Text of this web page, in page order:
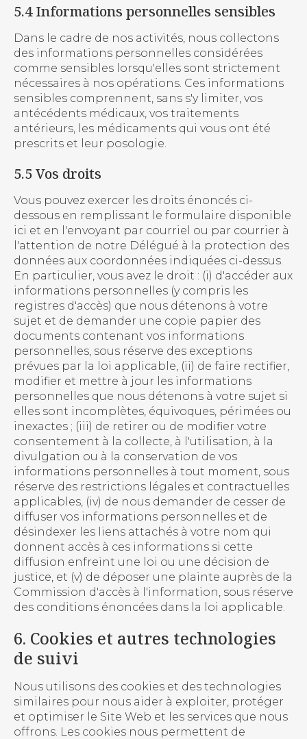
5.4 Informations personnelles sensibles
Dans le cadre de nos activités, nous collectons
des informations personnelles considérées
comme sensibles lorsqu'elles sont strictement
nécessaires à nos opérations. Ces informations
sensibles comprennent, sans s'y limiter, vos
antécédents médicaux, vos traitements
antérieurs, les médicaments qui vous ont été
prescrits et leur posologie.
5.5 Vos droits
Vous pouvez exercer les droits énoncés ci-
dessous en remplissant le formulaire disponible
ici et en l'envoyant par courriel ou par courrier à
l'attention de notre Délégué à la protection des
données aux coordonnées indiquées ci-dessus.
En particulier, vous avez le droit : (i) d'accéder aux
informations personnelles (y compris les
registres d'accès) que nous détenons à votre
sujet et de demander une copie papier des
documents contenant vos informations
personnelles, sous réserve des exceptions
prévues par la loi applicable, (ii) de faire rectifier,
modifier et mettre à jour les informations
personnelles que nous détenons à votre sujet si
elles sont incomplètes, équivoques, périmées ou
inexactes ; (iii) de retirer ou de modifier votre
consentement à la collecte, à l'utilisation, à la
divulgation ou à la conservation de vos
informations personnelles à tout moment, sous
réserve des restrictions légales et contractuelles
applicables, (iv) de nous demander de cesser de
diffuser vos informations personnelles et de
désindexer les liens attachés à votre nom qui
donnent accès à ces informations si cette
diffusion enfreint une loi ou une décision de
justice, et (v) de déposer une plainte auprès de la
Commission d'accès à l'information, sous réserve
des conditions énoncées dans la loi applicable.
6. Cookies et autres technologies
de suivi
Nous utilisons des cookies et des technologies
similaires pour nous aider à exploiter, protéger
et optimiser le Site Web et les services que nous
offrons. Les cookies nous permettent de